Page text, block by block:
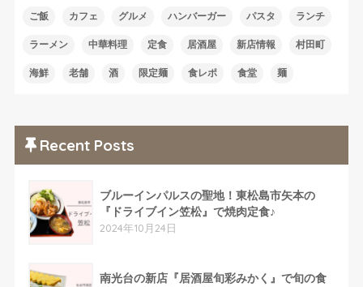
ご飯 カフェ グルメ ハンバーガー パスタ ランチ
ラーメン 中華料理 定食 居酒屋 新店情報 村田町
海鮮 老舗 酒 限定麺 食レポ 食堂 麺
Recent Posts
ブルーインパルスの聖地！東松島市矢本の
『ドライブイン笠松』で焼肉定食♪
2024年10月24日
南光台の新店『居酒屋旬彩みかく』で旬の食